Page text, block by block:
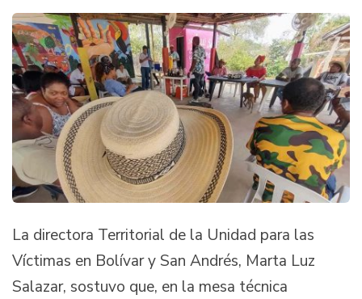
La directora Territorial de la Unidad para las
Víctimas en Bolívar y San Andrés, Marta Luz
Salazar, sostuvo que, en la mesa técnica